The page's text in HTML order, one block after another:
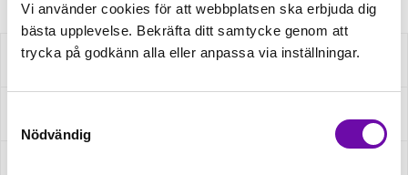
Vi använder cookies för att webbplatsen ska erbjuda dig
bästa upplevelse. Bekräfta ditt samtycke genom att
trycka på godkänn alla eller anpassa via inställningar.
Nödvändig
Beskrivning